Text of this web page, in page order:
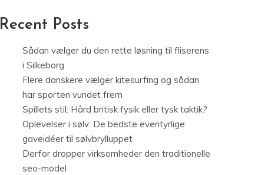
Recent Posts
Sådan vælger du den rette løsning til fliserens
i Silkeborg
Flere danskere vælger kitesurfing og sådan
har sporten vundet frem
Spillets stil: Hård britisk fysik eller tysk taktik?
Oplevelser i sølv: De bedste eventyrlige
gaveidéer til sølvbrylluppet
Derfor dropper virksomheder den traditionelle
seo-model